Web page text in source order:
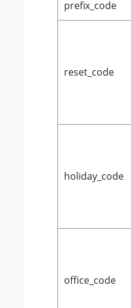
prefix_code
reset_code
holiday_code
office_code